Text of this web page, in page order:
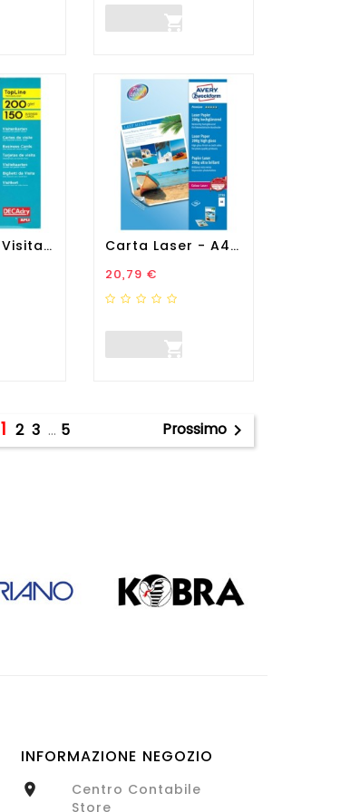

Biglietti Da Visita - 85 X... Carta Laser - A4 - 200 Gr -...
Prezzo
20,79 €

123 … 5 Prossimo
INFORMAZIONE NEGOZIO

Centro Contabile
Store